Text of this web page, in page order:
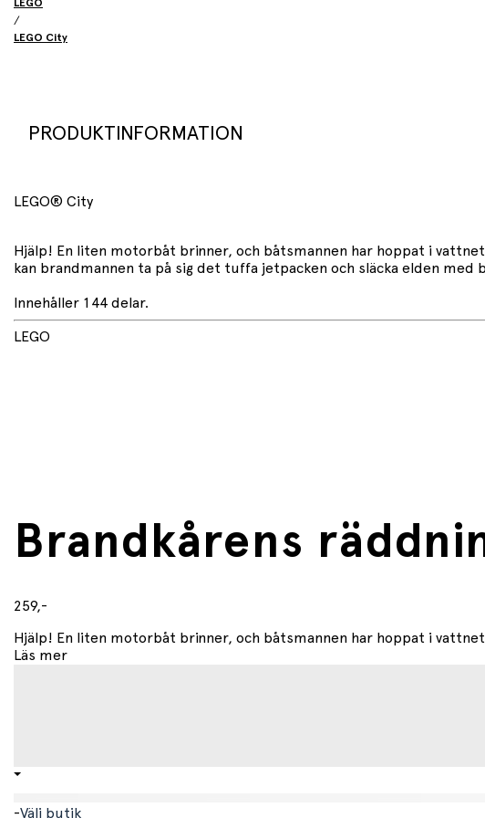
LEGO
/
LEGO City
PRODUKTINFORMATION
LEGO® City
Hjälp! En liten motorbåt brinner, och båtsmannen har hoppat i
kan brandmannen ta på sig det tuffa jetpacken och släcka elden
Innehåller 144 delar.
LEGO
Brandkårens
259,-
Hjälp! En liten motorbåt brinner, och båtsmannen har hoppat i
Läs mer
-Välj butik